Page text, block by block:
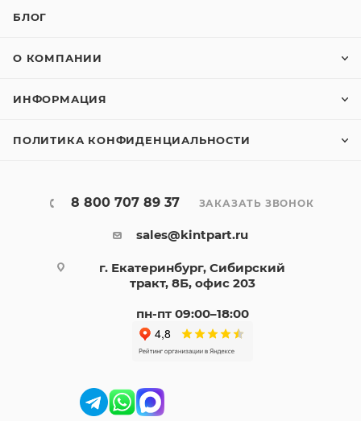
БЛОГ
О КОМПАНИИ
ИНФОРМАЦИЯ
ПОЛИТИКА КОНФИДЕНЦИАЛЬНОСТИ
8 800 707 89 37 ЗАКАЗАТЬ ЗВОНОК
sales@kintpart.ru
г. Екатеринбург, Сибирский
тракт, 8Б, офис 203
пн-пт 09:00–18:00